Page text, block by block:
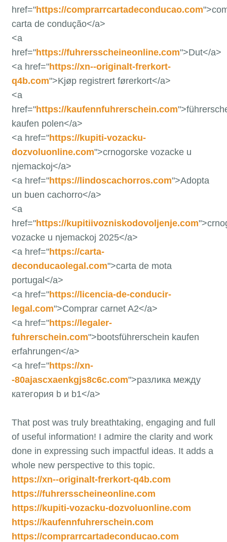
href="https://comprarrcartadeconducao.com
carta de condução</a>
<a
href="https://fuhrersscheineonline.com">Dut</a>
<a href="https://xn--originalt-frerkort-
q4b.com">Kjøp registrert førerkort</a>
<a
href="https://kaufennfuhrerschein.com
kaufen polen</a>
<a href="https://kupiti-vozacku-
dozvoluonline.com">crnogorske vozacke u
njemackoj</a>
<a href="https://lindoscachorros.com">Adopta
un buen cachorro</a>
<a
href="https://kupitiivozniskodovoljenje.com
vozacke u njemackoj 2025</a>
<a href="https://carta-
deconducaolegal.com">carta de mota
portugal</a>
<a href="https://licencia-de-conducir-
legal.com">Comprar carnet A2</a>
<a href="https://legaler-
fuhrerschein.com">bootsführerschein kaufen
erfahrungen</a>
<a href="https://xn-
-80ajascxaenkgjs8c6c.com">разлика между
категория b и b1</a>
That post was truly breathtaking, engaging and full
of useful information! I admire the clarity and work
done in expressing such impactful ideas. It adds a
whole new perspective to this topic.
https://xn--originalt-frerkort-q4b.com
https://fuhrersscheineonline.com
https://kupiti-vozacku-dozvoluonline.com
https://kaufennfuhrerschein.com
https://comprarrcartadeconducao.com